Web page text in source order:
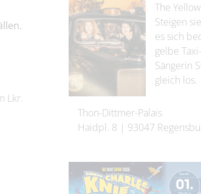
Lkr.
The
Steigen
es sich
gelbe
Sängerin
gleich los.
Thon-Dittmer-Palais
Haidpl. 8 | 93047